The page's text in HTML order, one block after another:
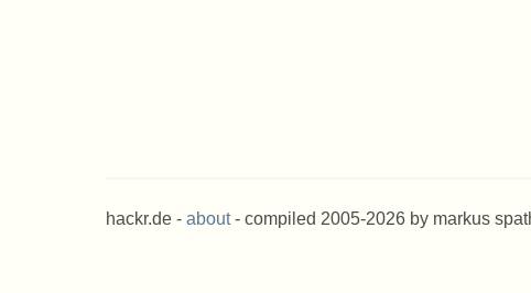
hackr.de - about- compiled 2005-2026 by markus